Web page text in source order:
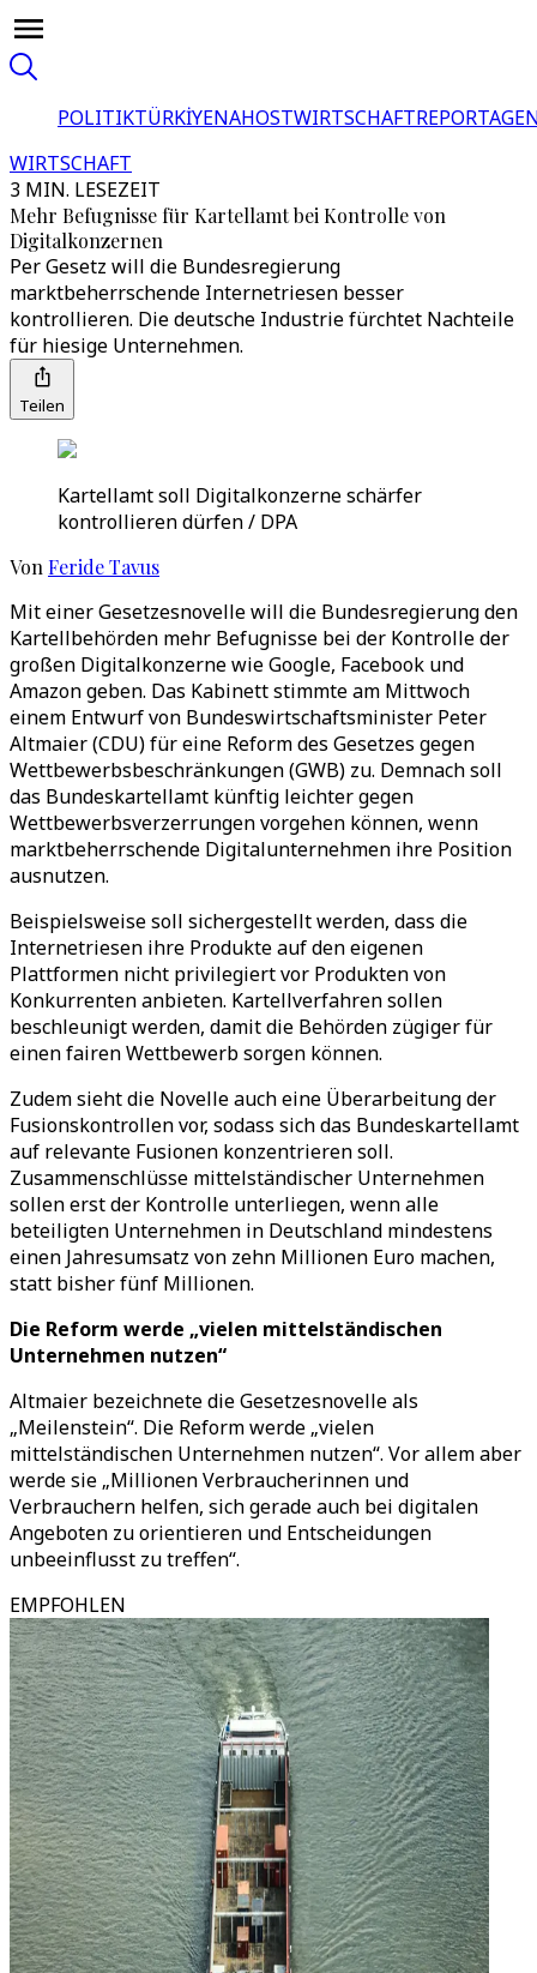
POLITIKTÜRKİYENAHOSTWIRTSCHAFT
WIRTSCHAFT
3 MIN. LESEZEIT
Mehr Befugnisse für Kartellamt bei Kontrolle von
Digitalkonzernen
Per Gesetz will die Bundesregierung
marktbeherrschende Internetriesen besser
kontrollieren. Die deutsche Industrie fürchtet Nachteile
für hiesige Unternehmen.
Teilen
Kartellamt soll Digitalkonzerne schärfer
kontrollieren dürfen / DPA
Von Feride Tavus
Mit einer Gesetzesnovelle will die Bundesregierung den
Kartellbehörden mehr Befugnisse bei der Kontrolle der
großen Digitalkonzerne wie Google, Facebook und
Amazon geben. Das Kabinett stimmte am Mittwoch
einem Entwurf von Bundeswirtschaftsminister Peter
Altmaier (CDU) für eine Reform des Gesetzes gegen
Wettbewerbsbeschränkungen (GWB) zu. Demnach soll
das Bundeskartellamt künftig leichter gegen
Wettbewerbsverzerrungen vorgehen können, wenn
marktbeherrschende Digitalunternehmen ihre Position
ausnutzen.
Beispielsweise soll sichergestellt werden, dass die
Internetriesen ihre Produkte auf den eigenen
Plattformen nicht privilegiert vor Produkten von
Konkurrenten anbieten. Kartellverfahren sollen
beschleunigt werden, damit die Behörden zügiger für
einen fairen Wettbewerb sorgen können.
Zudem sieht die Novelle auch eine Überarbeitung der
Fusionskontrollen vor, sodass sich das Bundeskartellamt
auf relevante Fusionen konzentrieren soll.
Zusammenschlüsse mittelständischer Unternehmen
sollen erst der Kontrolle unterliegen, wenn alle
beteiligten Unternehmen in Deutschland mindestens
einen Jahresumsatz von zehn Millionen Euro machen,
statt bisher fünf Millionen.
Die Reform werde „vielen mittelständischen
Unternehmen nutzen“
Altmaier bezeichnete die Gesetzesnovelle als
„Meilenstein“. Die Reform werde „vielen
mittelständischen Unternehmen nutzen“. Vor allem aber
werde sie „Millionen Verbraucherinnen und
Verbrauchern helfen, sich gerade auch bei digitalen
Angeboten zu orientieren und Entscheidungen
unbeeinflusst zu treffen“.
EMPFOHLEN